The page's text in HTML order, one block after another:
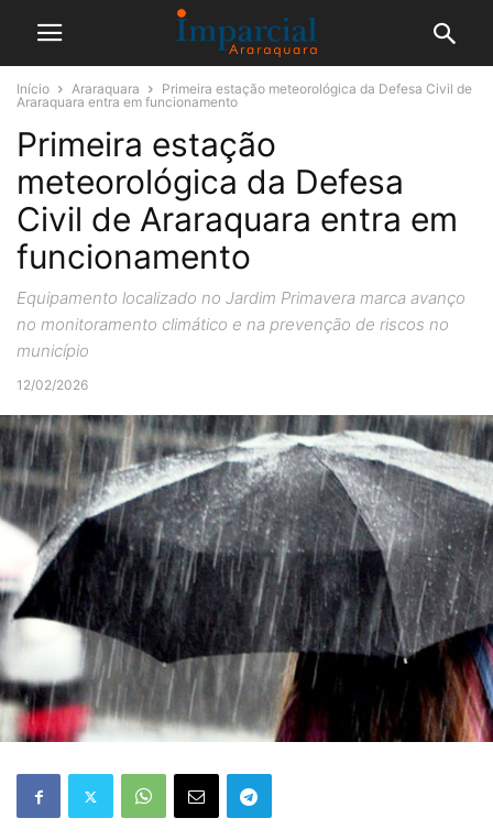
Início Araraquara
Primeira estação meteorológica da Defesa Civil de
Araraquara entra em funcionamento
Primeira estação
meteorológica da Defesa
Civil de Araraquara entra em
funcionamento
Equipamento localizado no Jardim Primavera marca avanço
no monitoramento climático e na prevenção de riscos no
município
12/02/2026